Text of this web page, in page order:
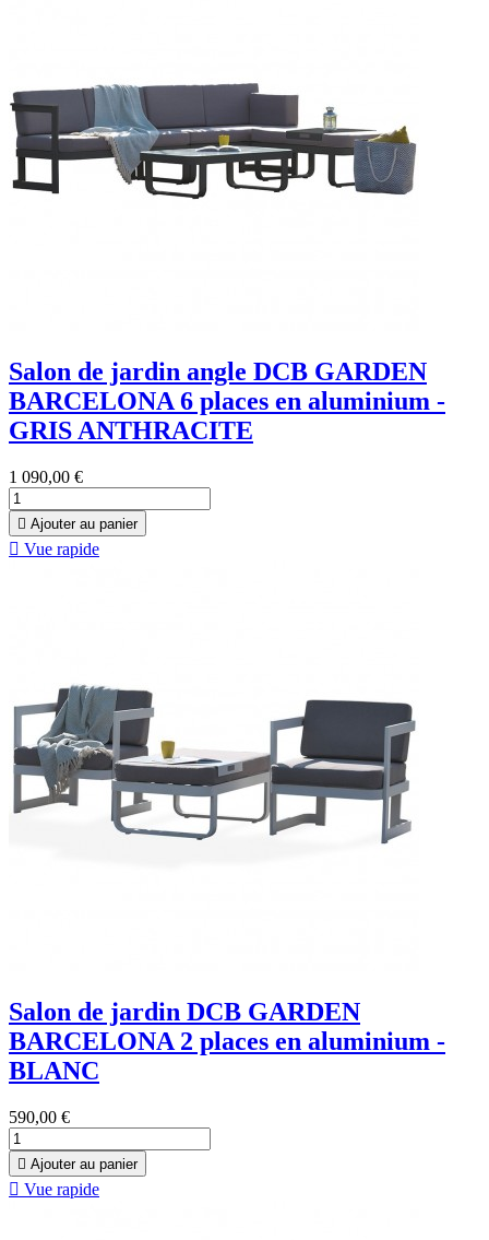
Salon de jardin angle DCB GARDEN
BARCELONA 6 places en aluminium -
GRIS ANTHRACITE
1 090,00 €
 Ajouter au panier
 Vue rapide
Salon de jardin DCB GARDEN
BARCELONA 2 places en aluminium -
BLANC
590,00 €
 Ajouter au panier
 Vue rapide